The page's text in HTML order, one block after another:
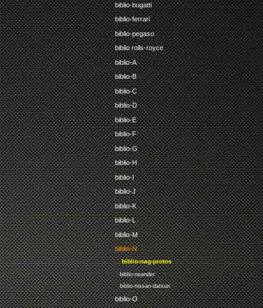
biblio-bugatti
biblio-ferrari
biblio-pegaso
biblio rolls-royce
biblio-A
biblio-B
biblio-C
biblio-D
biblio-E
biblio-F
biblio-G
biblio-H
biblio-I
biblio-J
biblio-K
biblio-L
biblio-M
biblio-N
biblio-nag-protos
biblio-neander
biblio-nissan-datsun
biblio-O